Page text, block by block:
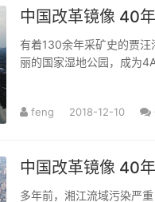
中国改革镜像 40
有着130余年采矿史的贾
丽的国家湿地公园，成为
feng 2018-12-10
中国改革镜像 40
多年前，湘江流域污染严